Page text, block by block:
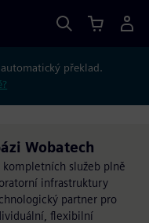
překlad.
Wobatech
služeb plně
infrastruktury
partner pro
flexibilní